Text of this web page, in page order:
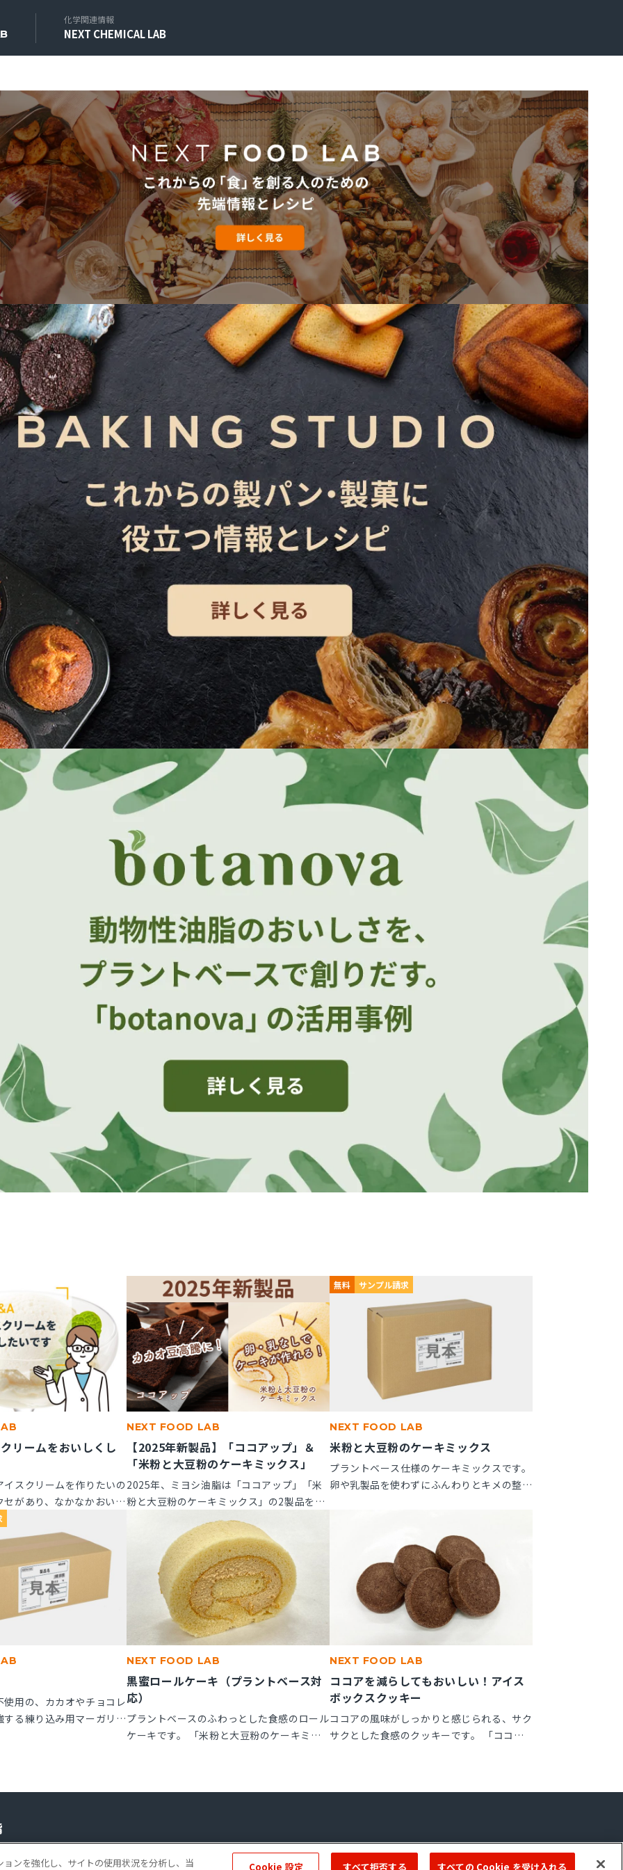
リームをおいしくし
スクリームを作りたいの
があり、なかなかおいし
アップできる素材はあり
NEXT FOOD LAB
【2025年新製品】「ココアップ」＆
「米粉と大豆粉のケーキミックス」
2025年、ミヨシ油脂は「ココアップ」「米
粉と大豆粉のケーキミックス」の2製品を新
たに発売いたします。この2つの製品につい
てご紹介します。
無料 サンプル請求
NEXT FOOD LAB
米粉と大豆粉のケーキミックス
プラントベース仕様のケーキミックスです。
卵や乳製品を使わずにふんわりとキメの整っ
使用の、カカオやチョコレ
する練り込み用マーガリン
NEXT FOOD LAB
黒蜜ロールケーキ（プラントベース対
応）
プラントベースのふわっとした食感のロール
ケーキです。 「米粉と大豆粉のケーキミッ
NEXT FOOD LAB
ココアを減らしてもおいしい！アイス
ボックスクッキー
ココアの風味がしっかりと感じられる、サク
サクとした食感のクッキーです。 「ココア
ソーシャルメディアポリシー 免責事項 Copyright © 2022 ＭIYOSHI OIL & FAT CO.,LTD. All Rights Reserved.
化学関連情報
NEXT CHEMICAL LAB
ンを強化し、サイトの使用状況を分析し、当
Cookie 設定 すべて拒否する すべての Cookie を受け入れる